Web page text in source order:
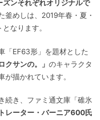
ズンそれぞれオリジナルで
釜めしは、2019年春・夏・
なります。
「EF63形」を題材とした
クサンの。」 のキャラクタ
描かれています。
続き、ファミ通文庫「碓氷
レーター・バーニア600氏